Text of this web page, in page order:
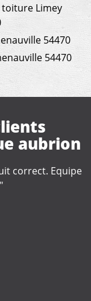
Limey
54470
54470
toiture
A